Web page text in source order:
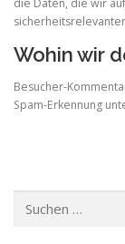
Wohin wir
Besucher-
Spam-Erkennung
nach: